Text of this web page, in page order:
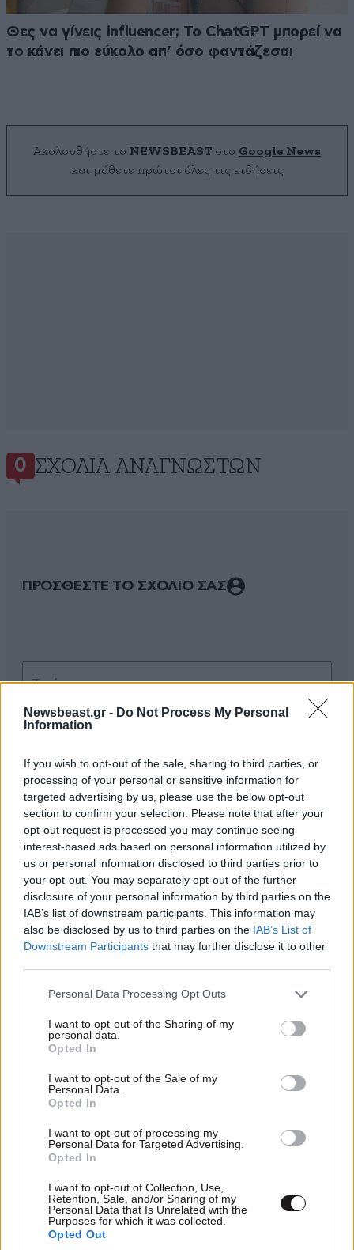
Newsbeast.gr - Do Not Process My Personal
Information
If you wish to opt-out of the sale, sharing to third parties, or
processing of your personal or sensitive information for
targeted advertising by us, please use the below opt-out
section to confirm your selection. Please note that after your
opt-out request is processed you may continue seeing
interest-based ads based on personal information utilized by
us or personal information disclosed to third parties prior to
your opt-out. You may separately opt-out of the further
disclosure of your personal information by third parties on the
IAB’s list of downstream participants. This information may
also be disclosed by us to third parties on the IAB’s List of
Downstream Participants that may further disclose it to other
Please note that this website/app uses one or more Google
not limited to your visit or usage behaviour. You may click to
grant or deny consent to Google and its third-party tags to
use your data for below specified purposes in below Google
consent section.
Personal Data Processing Opt Outs
I want to opt-out of the Sharing of my
personal data.
Opted In
I want to opt-out of the Sale of my
Personal Data.
Opted In
I want to opt-out of processing my
Personal Data for Targeted Advertising.
Opted In
I want to opt-out of Collection, Use,
Retention, Sale, and/or Sharing of my
Personal Data that Is Unrelated with the
Purposes for which it was collected.
Opted Out
Θες να γίνεις influencer; Το ChatGPT μπορεί να
το κάνει πιο εύκολο απ’ όσο φαντάζεσαι
Ακολουθήστε το NEWSBEAST στο Google News
και μάθετε πρώτοι όλες τις ειδήσεις
0 ΣΧΌΛΙΑ ΑΝΑΓΝΩΣΤΏΝ
ΠΡΟΣΘΕΣΤΕ ΤΟ ΣΧΟΛΙΟ ΣΑΣ
Xαρακτήρες: 0/1000
Διαβάστε και ακολουθήστε τους κανόνες σχολιασμού
ΠΡΟΣΘΗΚΗ
TRENDING
LIFESTYLE08·08·2026 19:12
Εριέττα Κούρκουλου – Τα 33α γενέθλια και τα
φιλιά με τον Βύρωνα Βασιλειάδη: «Καμία στιγμή